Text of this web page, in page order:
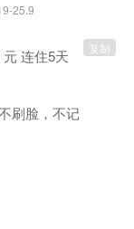
25.9
连住5天
刷脸，不记
复制